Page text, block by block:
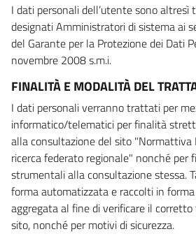
I dati personali dell’utente sono
designati Amministratori di sistema ai
del Garante per la Protezione dei Dati
novembre 2008 s.m.i.
FINALITÀ E MODALITÀ DEL
I dati personali verranno trattati per
informatico/telematici per finalità
alla consultazione del sito "Normattiva
ricerca federato regionale" nonché per
strumentali alla consultazione stessa.
forma automatizzata e raccolti in
aggregata al fine di verificare il
sito, nonché per motivi di sicurezza.